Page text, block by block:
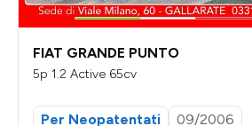
FIAT GRANDE PUNTO
5p 1.2 Active 65cv
Per Neopatentati
09/2006